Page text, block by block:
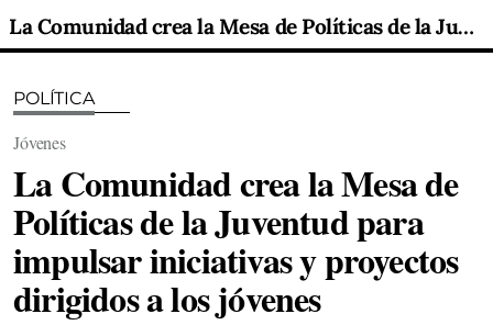
La Comunidad crea la Mesa de Políticas de la Juventud para impulsar iniciativas y proyectos dirigidos a los jóvenes
POLÍTICA
Jóvenes
La Comunidad crea la Mesa de
Políticas de la Juventud para
impulsar iniciativas y proyectos
dirigidos a los jóvenes